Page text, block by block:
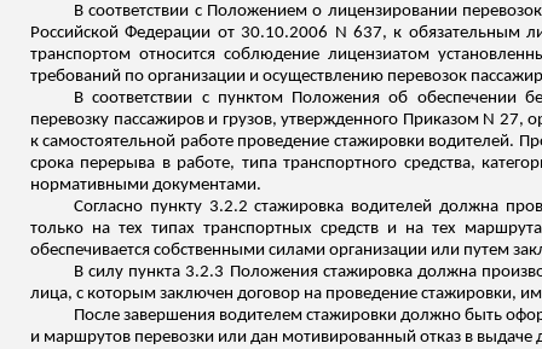
В соответствии с Положением о лицензировании
Российской Федерации от 30.10.2006 N 637, к обязательным
транспортом относится соблюдение лицензиатом
требований по организации и осуществлению перевозок
В соответствии с пунктом Положения об обеспечении
перевозку пассажиров и грузов, утвержденного Приказом N
к самостоятельной работе проведение стажировки водителей.
срока перерыва в работе, типа транспортного средства,
нормативными документами.
Согласно пункту 3.2.2 стажировка водителей должна
только на тех типах транспортных средств и на тех
обеспечивается собственными силами организации или путем
В силу пункта 3.2.3 Положения стажировка должна
лица, с которым заключен договор на проведение стажировки,
После завершения водителем стажировки должно быть
и маршрутов перевозки или дан мотивированный отказ в